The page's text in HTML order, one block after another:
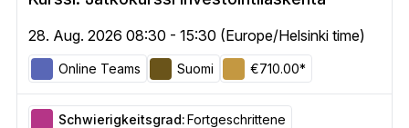
28. Aug. 2026 08:30 - 15:30 (Europe/Helsinki time)
Online Teams Suomi €710.00*
Schwierigkeitsgrad:Fortgeschrittene